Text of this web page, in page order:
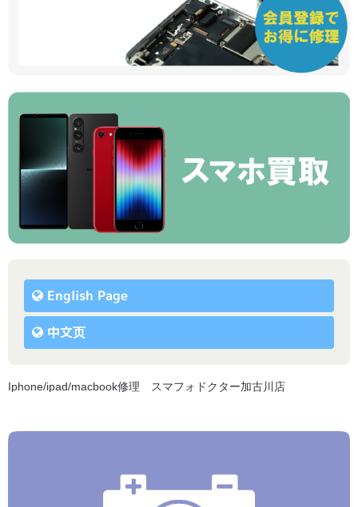
English Page
中文页
Iphone/ipad/macbook修理 スマフォドクター加古川店